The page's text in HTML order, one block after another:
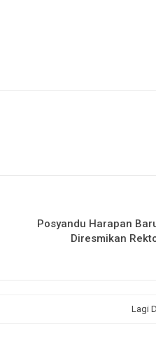
Posyandu Harapan
Diresmikan
Lagi